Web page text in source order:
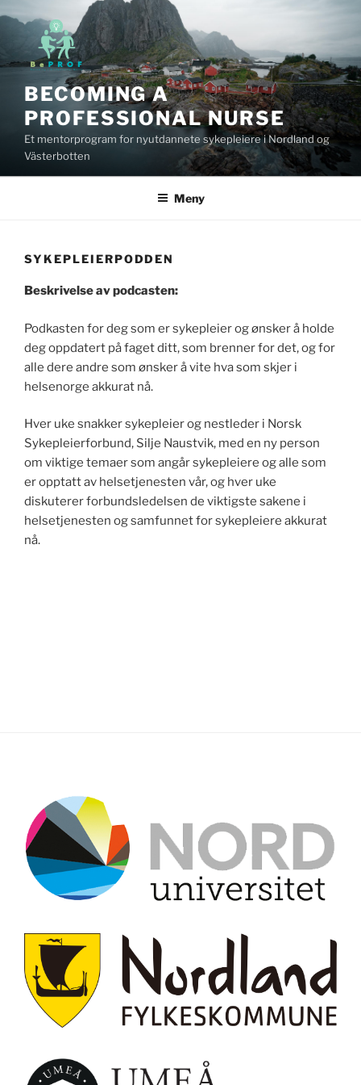
innhold
BECOMING A
PROFESSIONAL NURSE
Et mentorprogram for nyutdannete sykepleiere i Nordland og
Västerbotten
Meny
SYKEPLEIERPODDEN
Beskrivelse av podcasten:
Podkasten for deg som er sykepleier og ønsker å holde
deg oppdatert på faget ditt, som brenner for det, og for
alle dere andre som ønsker å vite hva som skjer i
helsenorge akkurat nå.
Hver uke snakker sykepleier og nestleder i Norsk
Sykepleierforbund, Silje Naustvik, med en ny person
om viktige temaer som angår sykepleiere og alle som
er opptatt av helsetjenesten vår, og hver uke
diskuterer forbundsledelsen de viktigste sakene i
helsetjenesten og samfunnet for sykepleiere akkurat
nå.